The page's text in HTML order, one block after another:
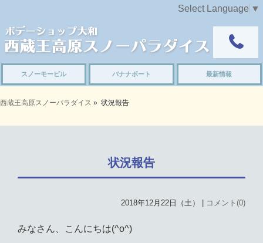
Select Language ▼
スノーモービル バナナボート 最新情報
西蔵王高原スノーパラダイス » 状況報告
状況報告
2018年12月22日（土） | コメント(0)
みなさん、こんにちは(^o^)